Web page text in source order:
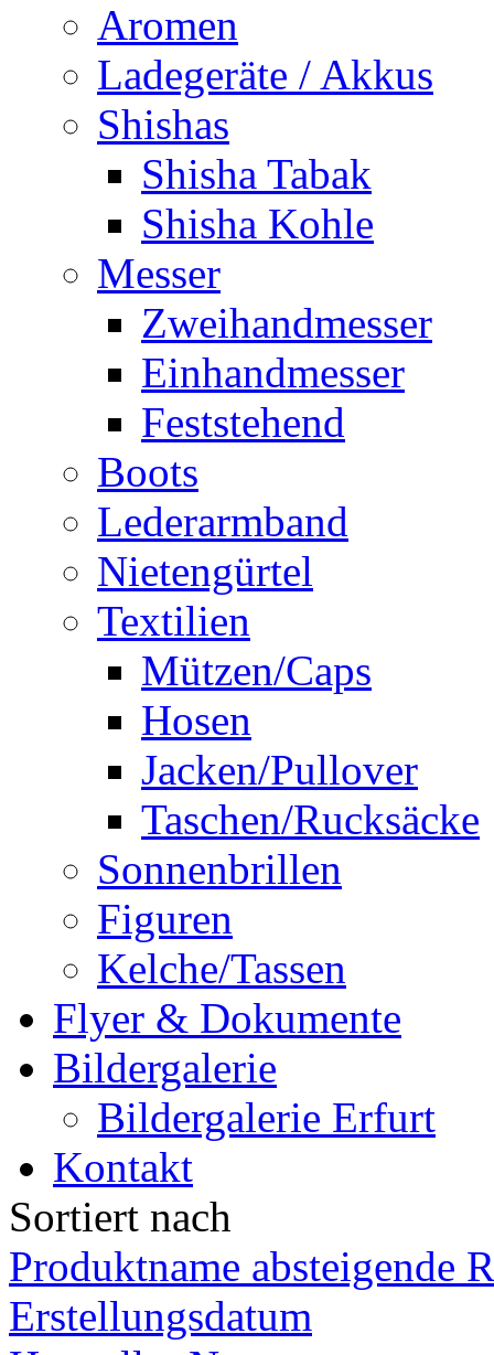
Aromen
Ladegeräte / Akkus
Shishas
Shisha Tabak
Shisha Kohle
Messer
Zweihandmesser
Einhandmesser
Feststehend
Boots
Lederarmband
Nietengürtel
Textilien
Mützen/Caps
Hosen
Jacken/Pullover
Taschen/Rucksäcke
Sonnenbrillen
Figuren
Kelche/Tassen
Flyer & Dokumente
Bildergalerie
Bildergalerie Erfurt
Kontakt
Sortiert nach
Produktname absteigende
Erstellungsdatum